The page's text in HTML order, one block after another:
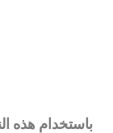
باستخدام هذه